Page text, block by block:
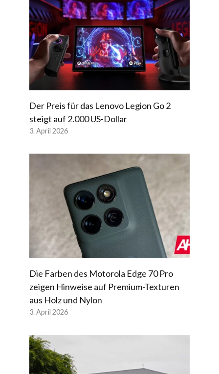
Der Preis für das Lenovo Legion Go 2
steigt auf 2.000 US-Dollar
3. April 2026
Die Farben des Motorola Edge 70 Pro
zeigen Hinweise auf Premium-Texturen
aus Holz und Nylon
3. April 2026